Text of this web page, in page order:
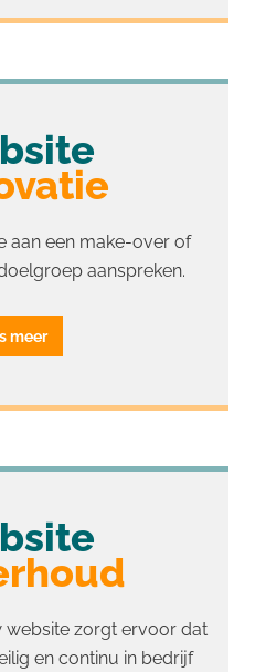
aan een make-over of
aanspreken.
meer
website zorgt ervoor dat
en continu in bedrijf